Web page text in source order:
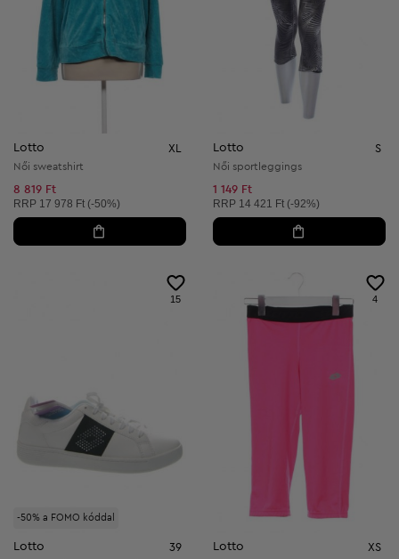
Lotto XL
Női sweatshirt
8 819 Ft
Ajánlott ár:
RRP 17 978 Ft (-50%)
Lotto S
Női sportleggings
1 149 Ft
Ajánlott ár:
RRP 14 421 Ft (-92%)
-50% a FOMO kóddal
15
Lotto 39
4
Lotto XS